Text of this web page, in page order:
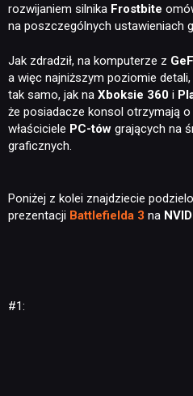
rozwijaniem silnika Frostbite
na poszczególnych ustawieniach
Jak zdradził, na komputerze z
a więc najniższym poziomie
tak samo, jak na Xboksie 360 i
że posiadacze konsol otrzymają
właściciele PC-tów grających na
graficznych.
Poniżej z kolei znajdziecie
prezentacji Battlefielda 3 na
#1: